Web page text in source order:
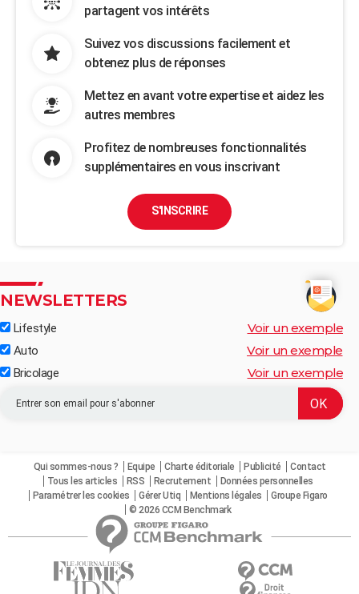
partagent vos intérêts
Suivez vos discussions facilement et
obtenez plus de réponses
Mettez en avant votre expertise et aidez les
autres membres
Profitez de nombreuses fonctionnalités
supplémentaires en vous inscrivant
S'INSCRIRE
NEWSLETTERS
Lifestyle Voir un exemple
Auto Voir un exemple
Bricolage Voir un exemple
Qui sommes-nous ? Equipe Charte éditoriale Publicité
Contact
Tous les articles
RSS Recrutement
Données personnelles
Paramétrer les cookies
Gérer Utiq Mentions légales
Groupe Figaro
© 2026 CCM Benchmark